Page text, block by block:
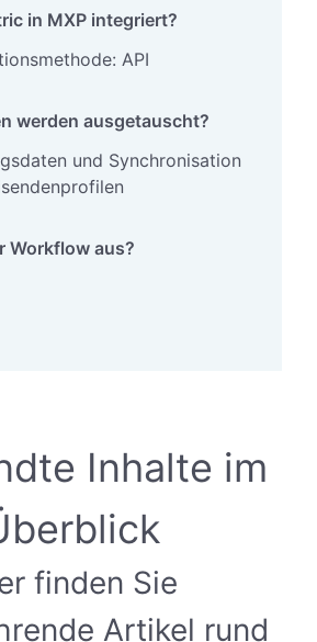
in MXP integriert?
API
werden ausgetauscht?
und Synchronisation
Workflow aus?
Inhalte im
finden Sie
Artikel rund